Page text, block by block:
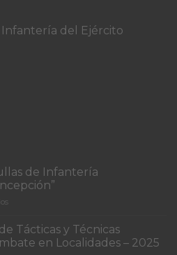
del Ejército
de Infantería
en
de
Patrullas
de
Tácticas y Técnicas
en Localidades – 2025